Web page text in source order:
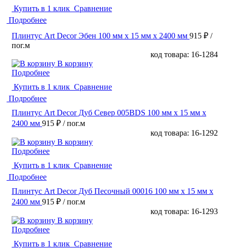
Купить в 1 клик Сравнение
Подробнее
Плинтус Art Decor Эбен 100 мм х 15 мм х 2400 мм 915 ₽ /
пог.м
код товара: 16-1284
В корзину
Подробнее
Купить в 1 клик Сравнение
Подробнее
Плинтус Art Decor Дуб Север 005BDS 100 мм х 15 мм х
2400 мм 915 ₽ / пог.м
код товара: 16-1292
В корзину
Подробнее
Купить в 1 клик Сравнение
Подробнее
Плинтус Art Decor Дуб Песочный 00016 100 мм х 15 мм х
2400 мм 915 ₽ / пог.м
код товара: 16-1293
В корзину
Подробнее
Купить в 1 клик Сравнение